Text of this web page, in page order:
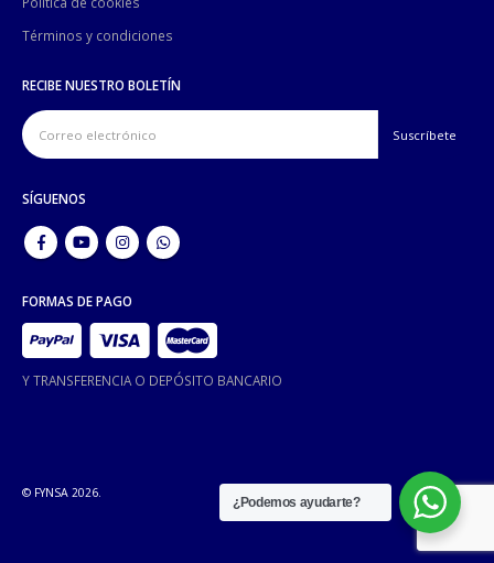
Términos y condiciones
RECIBE NUESTRO BOLETÍN
SÍGUENOS
FORMAS DE PAGO
Y TRANSFERENCIA O DEPÓSITO BANCARIO
© FYNSA 2026.
¿Podemos ayudarte?